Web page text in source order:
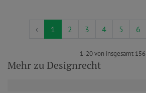
‹ 1 2 3 4 5 6
1-20 von insgesamt 156
Mehr zu Designrecht